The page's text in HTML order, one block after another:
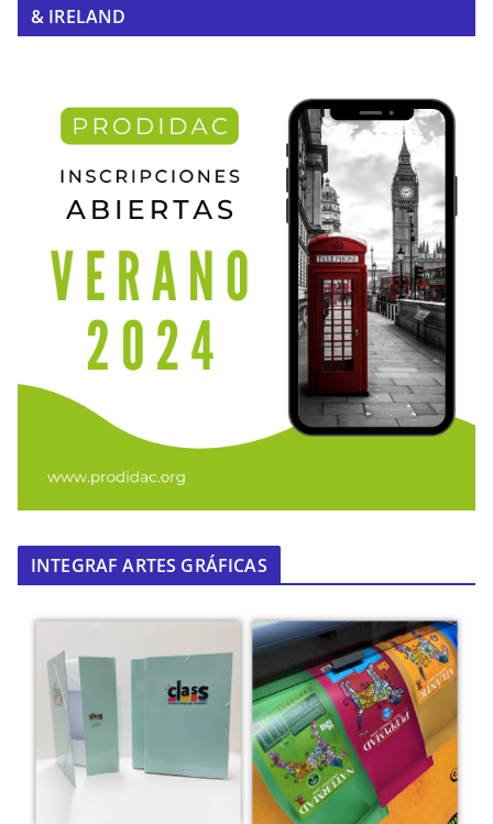
& IRELAND
INTEGRAF ARTES GRÁFICAS